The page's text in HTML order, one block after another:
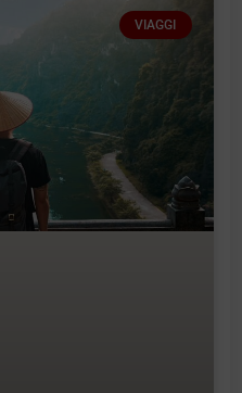
VIAGGI